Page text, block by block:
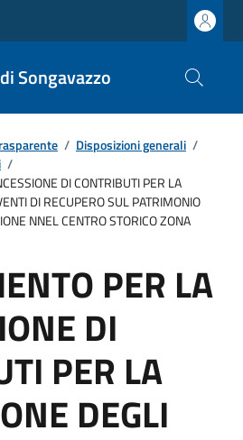
Songavazzo
/ Disposizioni generali /
/
DI CONTRIBUTI PER LA
DI RECUPERO SUL PATRIMONIO
NNEL CENTRO STORICO ZONA
PER LA
DI
PER LA
DEGLI